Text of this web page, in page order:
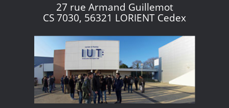
27 rue Armand Guillemot
CS 7030, 56321 LORIENT Cedex